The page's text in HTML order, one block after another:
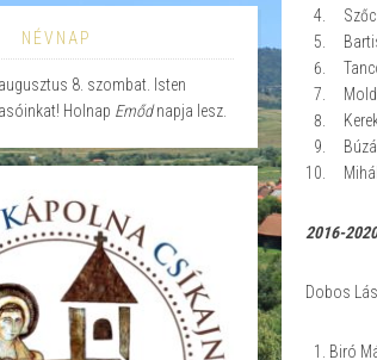
2016-2020
Dobos
Biró
NÉVNAP
8. szombat. Isten
Holnap Emődnapja lesz.